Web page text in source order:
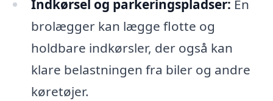
Indkørsel og parkeringspladser: En
brolægger kan lægge flotte og
holdbare indkørsler, der også kan
klare belastningen fra biler og andre
køretøjer.